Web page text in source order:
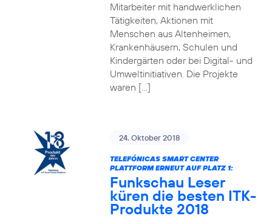
Mitarbeiter mit handwerklichen
Tätigkeiten, Aktionen mit
Menschen aus Altenheimen,
Krankenhäusern, Schulen und
Kindergärten oder bei Digital- und
Umweltinitiativen. Die Projekte
waren […]
24. Oktober 2018
TELEFÓNICAS SMART CENTER
PLATTFORM ERNEUT AUF PLATZ 1:
Funkschau Leser
küren die besten ITK-
Produkte 2018